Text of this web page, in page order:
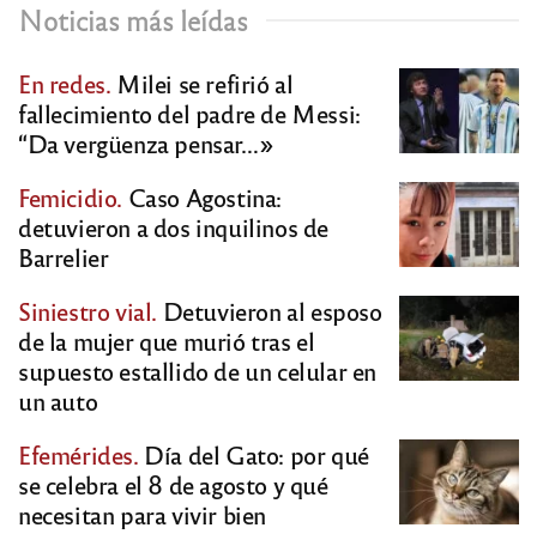
Noticias más leídas
En redes. Milei se refirió al
fallecimiento del padre de Messi:
“Da vergüenza pensar…»
Femicidio. Caso Agostina:
detuvieron a dos inquilinos de
Barrelier
Siniestro vial. Detuvieron al esposo
de la mujer que murió tras el
supuesto estallido de un celular en
un auto
Efemérides. Día del Gato: por qué
se celebra el 8 de agosto y qué
necesitan para vivir bien